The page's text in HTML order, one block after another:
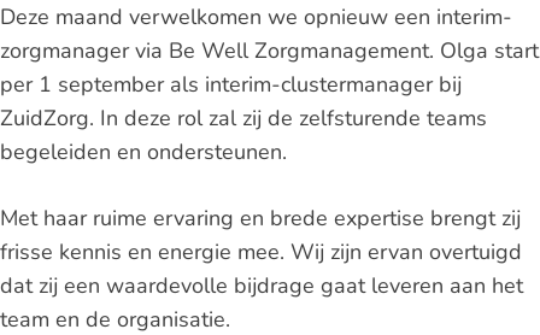
Deze maand verwelkomen we opnieuw een interim-
zorgmanager via Be Well Zorgmanagement. Olga start
per 1 september als interim-clustermanager bij
ZuidZorg. In deze rol zal zij de zelfsturende teams
begeleiden en ondersteunen.
Met haar ruime ervaring en brede expertise brengt zij
frisse kennis en energie mee. Wij zijn ervan overtuigd
dat zij een waardevolle bijdrage gaat leveren aan het
team en de organisatie.